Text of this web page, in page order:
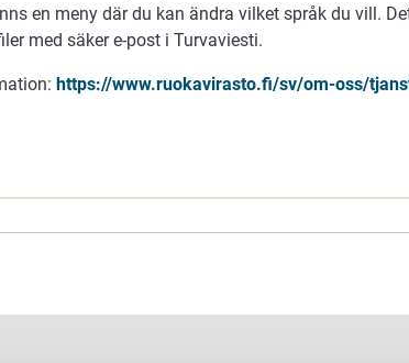
en meny där du kan ändra vilket språk du vill.
med säker e-post i Turvaviesti.
https://www.ruokavirasto.fi/sv/om-oss/